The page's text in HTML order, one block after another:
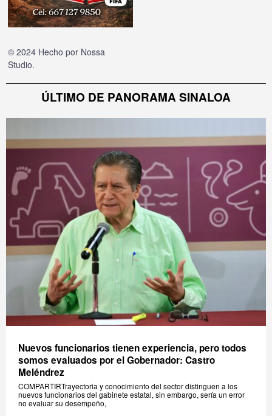
© 2024 Hecho por Nossa
Studio.
ÚLTIMO DE PANORAMA SINALOA
Nuevos funcionarios tienen experiencia, pero todos
somos evaluados por el Gobernador: Castro
Meléndrez
COMPARTIRTrayectoria y conocimiento del sector distinguen a los
nuevos funcionarios del gabinete estatal, sin embargo, sería un error
no evaluar su desempeño,